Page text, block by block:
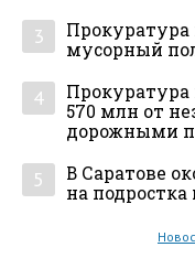
3
Прокуратура
мусорный
4
570 млн от
дорожными
5
В Саратове
на